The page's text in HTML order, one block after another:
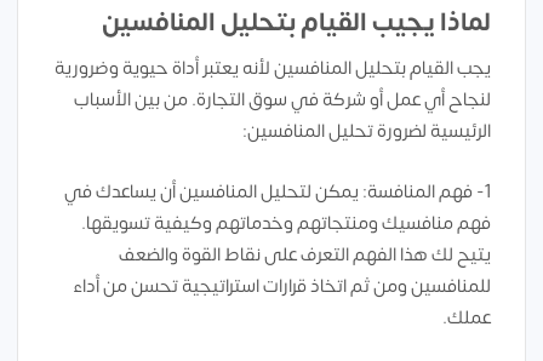
لماذا يجيب القيام بتحليل المنافسين
يجب القيام بتحليل المنافسين لأنه يعتبر أداة حيوية وضرورية
لنجاح أي عمل أو شركة في سوق التجارة. من بين الأسباب
الرئيسية لضرورة تحليل المنافسين:
1- فهم المنافسة: يمكن لتحليل المنافسين أن يساعدك في
فهم منافسيك ومنتجاتهم وخدماتهم وكيفية تسويقها.
يتيح لك هذا الفهم التعرف على نقاط القوة والضعف
للمنافسين ومن ثم اتخاذ قرارات استراتيجية تحسن من أداء
عملك.